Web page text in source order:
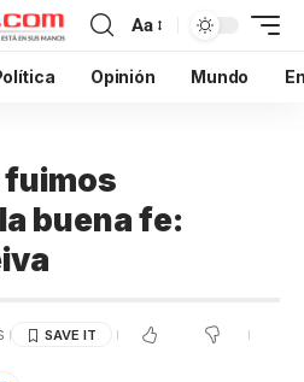
Aa
Opinión Mundo
fuimos
buena fe: